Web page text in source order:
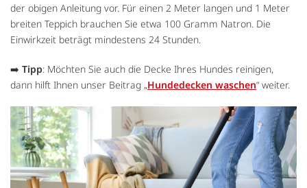
der obigen Anleitung vor. Für einen 2 Meter langen und 1 Meter
breiten Teppich brauchen Sie etwa 100 Gramm Natron. Die
Einwirkzeit beträgt mindestens 24 Stunden.
➡️ Tipp: Möchten Sie auch die Decke Ihres Hundes reinigen,
dann hilft Ihnen unser Beitrag „Hundedecken waschen“ weiter.